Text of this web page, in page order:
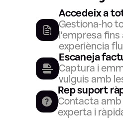
Accedeix a
Gestiona-ho
l'empresa
experiència
Escaneja
Captura i
vulguis amb
Rep suport
Contacta
experta i